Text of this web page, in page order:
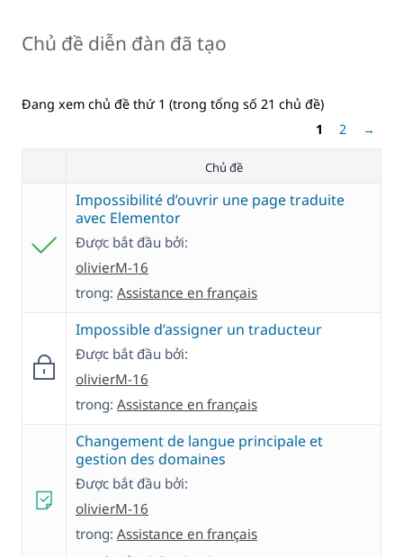
Chủ đề diễn đàn đã tạo
Đang xem chủ đề thứ 1 (trong tổng số 21 chủ đề)
1
2 →
Chủ đề
Impossibilité d’ouvrir une page traduite
avec Elementor
Được bắt đầu bởi:
olivierM-16
trong: Assistance en français
Impossible d’assigner un traducteur
Được bắt đầu bởi:
olivierM-16
trong: Assistance en français
Changement de langue principale et
gestion des domaines
Được bắt đầu bởi:
olivierM-16
trong: Assistance en français